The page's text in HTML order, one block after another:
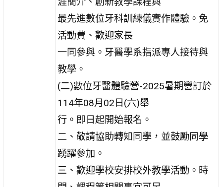
最先進數位牙科訓練儀實作體驗。免
活動費、歡迎家長
一同參與。牙醫學系指派專人接待與
教學。
(二)數位牙醫體驗營-2025暑期營訂於
114年08月02日(六)舉
行。即日起開始報名。
二、敬請協助轉知同學，並鼓勵同學
踴躍參加。
三、歡迎學校安排校外教學活動。時